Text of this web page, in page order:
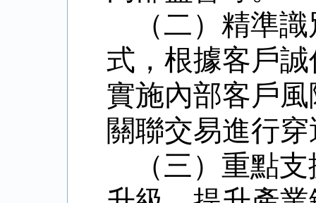
（二）精準
式，根據客戶
實施內部客戶
關聯交易進行
（三）重點